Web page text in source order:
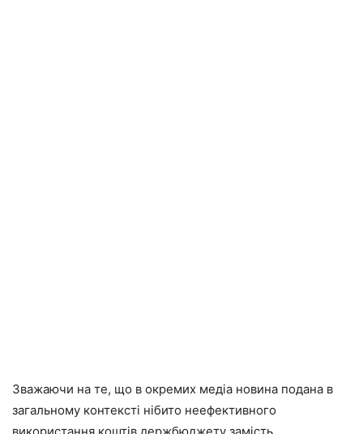
Зважаючи на те, що в окремих медіа новина подана в
загальному контексті нібито неефективного